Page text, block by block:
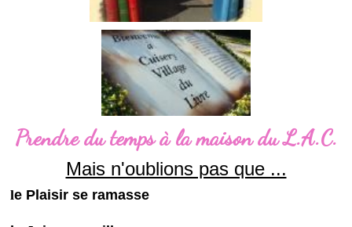
Prendre du temps à la maison du L.A.C.
Mais n'oublions pas que ...
le Plaisir se ramasse